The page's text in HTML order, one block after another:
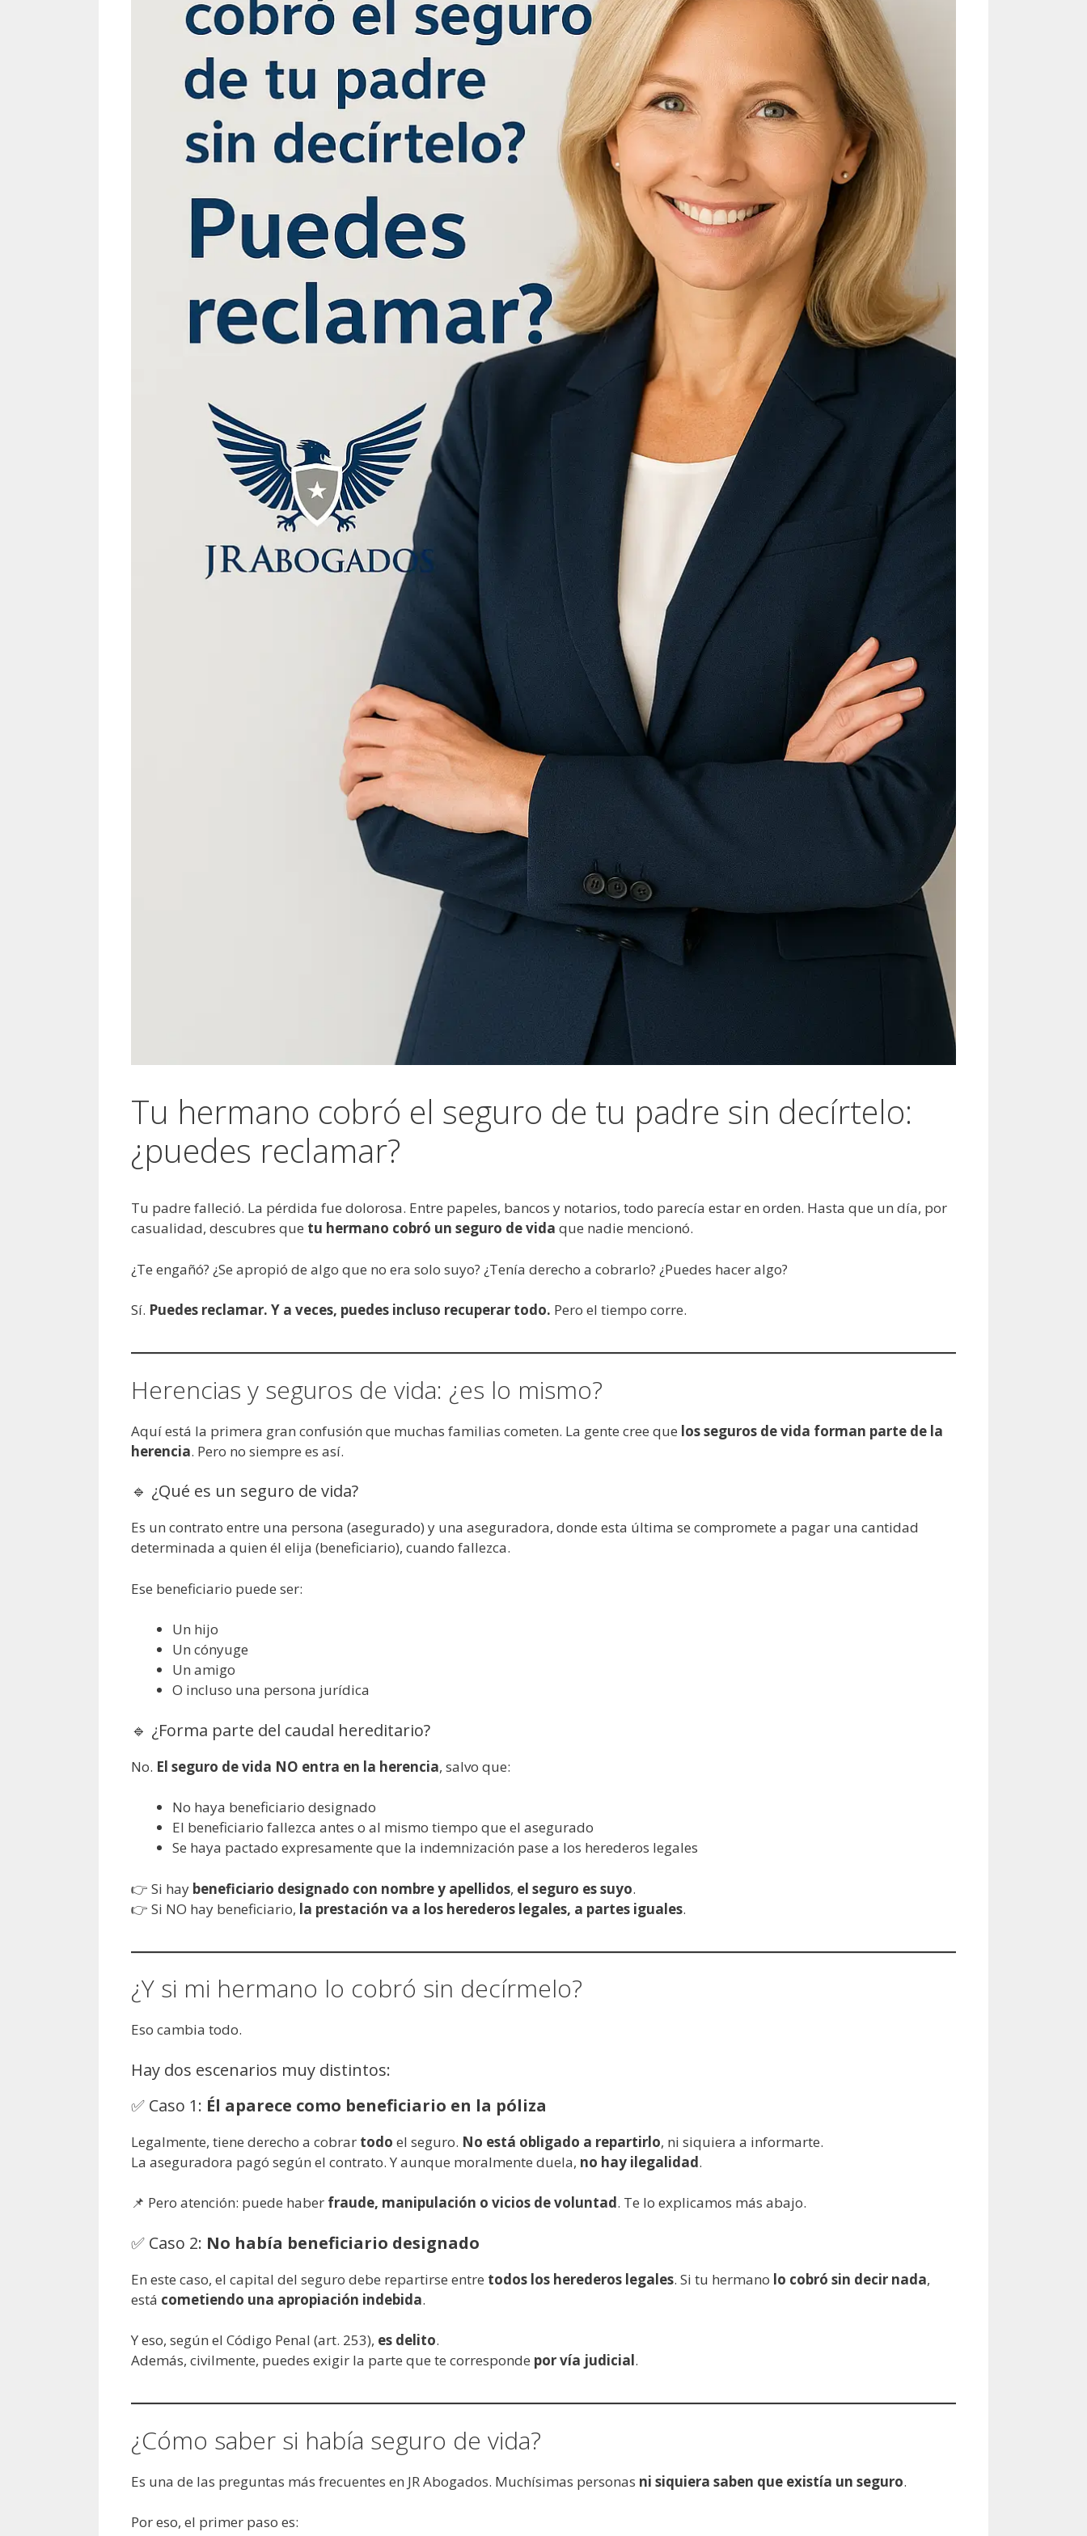
Tu hermano cobró el seguro de tu padre sin decírtelo:
¿puedes reclamar?
Tu padre falleció. La pérdida fue dolorosa. Entre papeles, bancos y notarios, todo parecía estar en orden. Hasta que un día, por
casualidad, descubres que tu hermano cobró un seguro de vida que nadie mencionó.
¿Te engañó? ¿Se apropió de algo que no era solo suyo? ¿Tenía derecho a cobrarlo? ¿Puedes hacer algo?
Sí. Puedes reclamar. Y a veces, puedes incluso recuperar todo. Pero el tiempo corre.
Herencias y seguros de vida: ¿es lo mismo?
Aquí está la primera gran confusión que muchas familias cometen. La gente cree que los seguros de vida forman parte de la
herencia. Pero no siempre es así.
🔹 ¿Qué es un seguro de vida?
Es un contrato entre una persona (asegurado) y una aseguradora, donde esta última se compromete a pagar una cantidad
determinada a quien él elija (beneficiario), cuando fallezca.
Ese beneficiario puede ser:
Un hijo
Un cónyuge
Un amigo
O incluso una persona jurídica
🔹 ¿Forma parte del caudal hereditario?
No. El seguro de vida NO entra en la herencia, salvo que:
No haya beneficiario designado
El beneficiario fallezca antes o al mismo tiempo que el asegurado
Se haya pactado expresamente que la indemnización pase a los herederos legales
👉 Si hay beneficiario designado con nombre y apellidos, el seguro es suyo.
👉 Si NO hay beneficiario, la prestación va a los herederos legales, a partes iguales.
¿Y si mi hermano lo cobró sin decírmelo?
Eso cambia todo.
Hay dos escenarios muy distintos:
✅ Caso 1: Él aparece como beneficiario en la póliza
Legalmente, tiene derecho a cobrar todo el seguro. No está obligado a repartirlo, ni siquiera a informarte.
La aseguradora pagó según el contrato. Y aunque moralmente duela, no hay ilegalidad.
📌 Pero atención: puede haber fraude, manipulación o vicios de voluntad. Te lo explicamos más abajo.
✅ Caso 2: No había beneficiario designado
En este caso, el capital del seguro debe repartirse entre todos los herederos legales. Si tu hermano lo cobró sin decir nada,
está cometiendo una apropiación indebida.
Y eso, según el Código Penal (art. 253), es delito.
Además, civilmente, puedes exigir la parte que te corresponde por vía judicial.
¿Cómo saber si había seguro de vida?
Es una de las preguntas más frecuentes en JR Abogados. Muchísimas personas ni siquiera saben que existía un seguro.
Por eso, el primer paso es: